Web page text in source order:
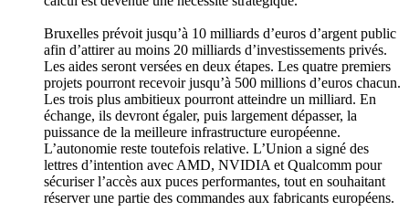
Bruxelles prévoit jusqu’à 10 milliards d’euros d’argent public
afin d’attirer au moins 20 milliards d’investissements privés.
Les aides seront versées en deux étapes. Les quatre premiers
projets pourront recevoir jusqu’à 500 millions d’euros chacun.
Les trois plus ambitieux pourront atteindre un milliard. En
échange, ils devront égaler, puis largement dépasser, la
puissance de la meilleure infrastructure européenne.
L’autonomie reste toutefois relative. L’Union a signé des
lettres d’intention avec AMD, NVIDIA et Qualcomm pour
sécuriser l’accès aux puces performantes, tout en souhaitant
réserver une partie des commandes aux fabricants européens.